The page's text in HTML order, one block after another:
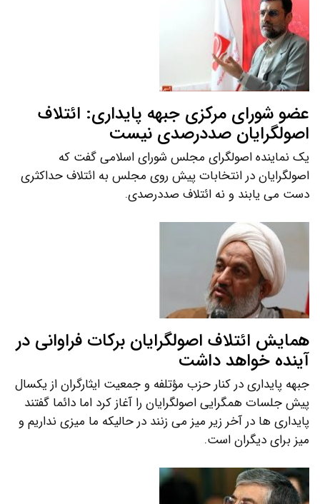
عضو شورای مرکزی جبهه پایداری: ائتلاف
اصولگرایان صددرصدی نیست
یک نماینده اصولگرای مجلس شورای اسلامی گفت که
اصولگرایان در انتخابات پیش روی مجلس به ائتلاف حداکثری
دست می یابند و نه ائتلاف صددرصدی.
همایش ائتلاف اصولگرایان برکات فراوانی در
آینده خواهد داشت
جبهه پایداری در کنار حزب مؤتلفه و جمعیت ایثارگران از یکسال
پیش جلسات همگرایی اصولگرایان را آغاز کرد اما دائما گفتند
پایداری ها در آخر زیر میز می زنند در حالیکه ما میزی نداریم و
میز برای دیگران است.